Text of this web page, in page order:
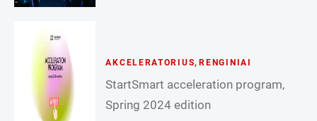
AKCELERATORIUS, RENGINIAI
StartSmart acceleration program,
Spring 2024 edition